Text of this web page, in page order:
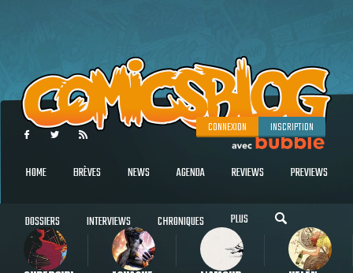
CONNEXION INSCRIPTION
HOME BRÈVES NEWS AGENDA REVIEWS PREVIEWS
DOSSIERS INTERVIEWS CHRONIQUES PLUS